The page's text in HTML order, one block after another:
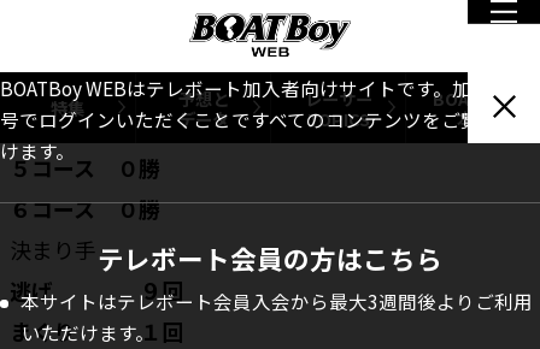
特集
予想と
データ
レーサー
TOPICS
BOATBoy
本誌
BOATBoy WEBはテレボート加入者向けサイトです。加入者番
号でログインいただくことですべてのコンテンツをご覧いただ
けます。
テレボート会員の方はこちら
本サイトはテレボート会員入会から最大3週間後よりご利用
いただけます。
３コース １勝
４コース ０勝
５コース ０勝
６コース ０勝
決まり手
逃げ ９回
まくり １回